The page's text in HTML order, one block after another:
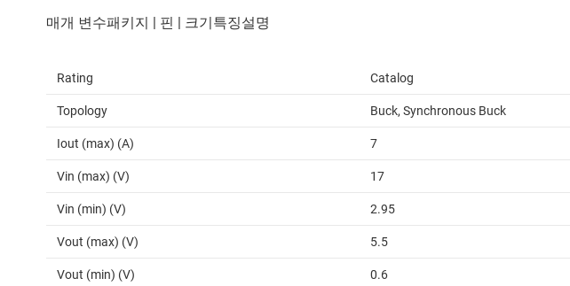
Rating Catalog
Topology Buck, Synchronous Buck
Iout (max) (A) 7
Vin (max) (V) 17
Vin (min) (V) 2.95
Vout (max) (V) 5.5
Vout (min) (V) 0.6